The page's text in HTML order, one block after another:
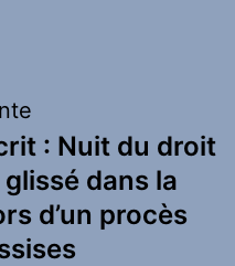
: Nuit du droit
glissé dans la
d’un procès